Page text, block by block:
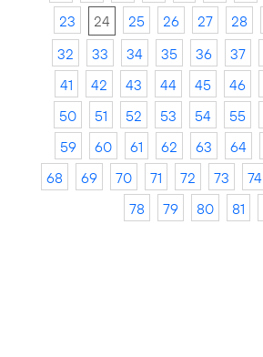
23
24 25 26 27 28
32
33 34 35 36 37
41
42 43 44 45 46
50
51 52 53 54 55
59
60 61 62 63 64
68
69 70 71 72 73 74
78
79 80 81